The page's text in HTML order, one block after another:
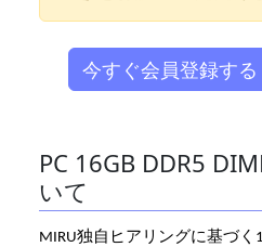
今すぐ会員登録する
PC 16GB DDR5
いて
MIRU独自ヒアリングに基づく